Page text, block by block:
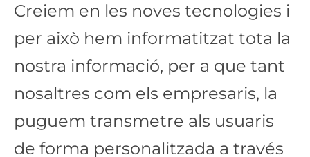
Creiem en les noves tecnologies i
per això hem informatitzat tota la
nostra informació, per a que tant
nosaltres com els empresaris, la
puguem transmetre als usuaris
de forma personalitzada a través